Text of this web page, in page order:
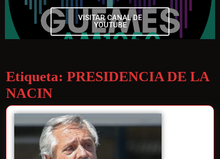
VISITAR CANAL DE
YOUTUBE
Etiqueta: PRESIDENCIA DE LA
NACIN